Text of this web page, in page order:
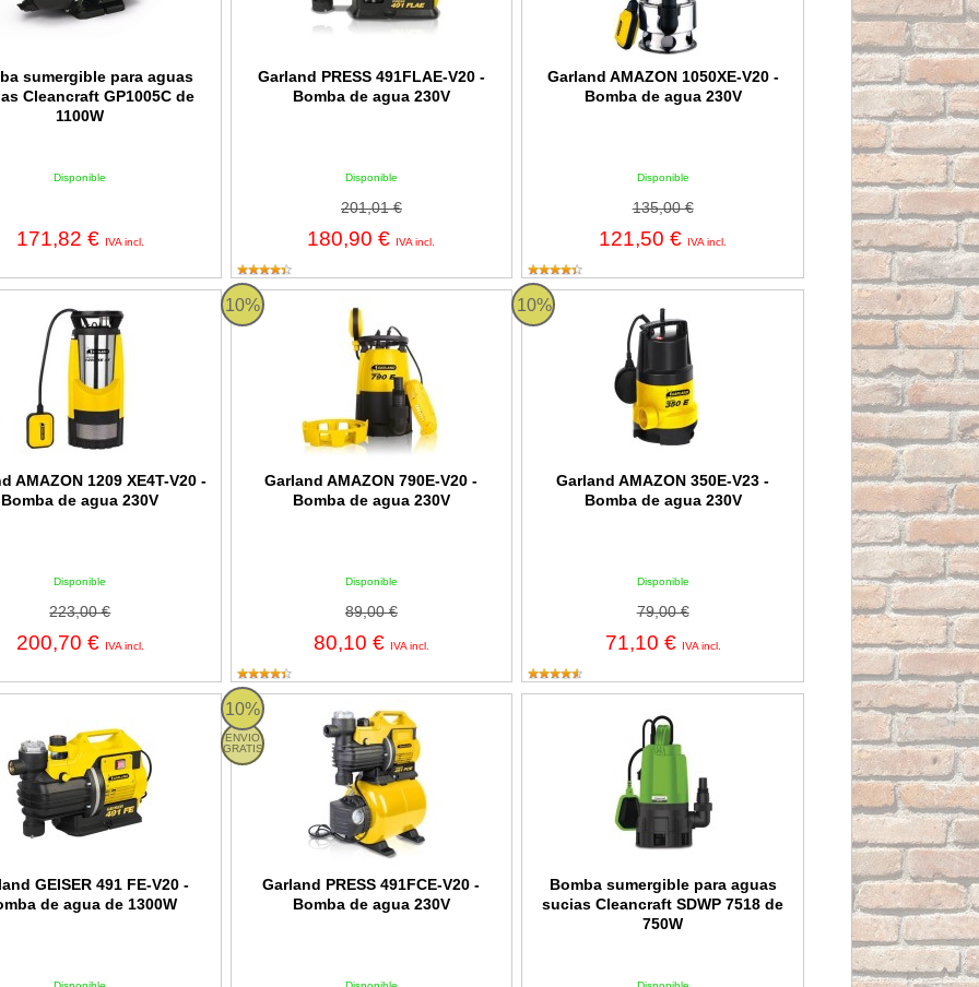
sumergible para aguas
Cleancraft GP1005C de
1100W
Disponible
171,82 € IVA incl.
Garland PRESS 491FLAE-V20 -
Bomba de agua 230V
Disponible
201,01 €
180,90 € IVA incl.
Garland AMAZON 1050XE-V20 -
Bomba de agua 230V
Disponible
135,00 €
121,50 € IVA incl.
AMAZON 1209 XE4T-V20 -
Bomba de agua 230V
Disponible
223,00 €
200,70 € IVA incl.
1209 XE4T-V20 Garland 10%
Garland AMAZON 790E-V20 -
Bomba de agua 230V
Disponible
89,00 €
80,10 € IVA incl.
AMAZON 1050XE-V20 Garland 10%
Garland AMAZON 350E-V23 -
Bomba de agua 230V
Disponible
79,00 €
71,10 € IVA incl.
AMAZON 350E-V23 Garland
GEISER 491 FE-V20 -
de agua de 1300W
FE-V20 10%
ENVIO
GRATIS
Garland PRESS 491FCE-V20 -
Bomba de agua 230V
PRESS 491FCE-V20 Garland
Bomba sumergible para aguas
sucias Cleancraft SDWP 7518 de
750W
Bomba sumergible para aguas sucias Cleancraft SDWP 7518